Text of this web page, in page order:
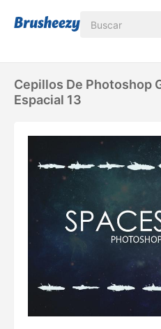
Cepillos De Photoshop
Espacial 13